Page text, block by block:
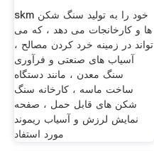
skm خود را به تولید سنگ شکن
ها و کارخانجات می دهد ، که می
تواند در زمینه خرد کردن مصالح ،
آسیاب های صنعتی و فرآوری
سنگ معدن ، مانند دستگاه
ساخت ماسه ، کارخانه سنگ
شکن های قابل حمل ، صفحه
نمایش لرزش و آسیاب ریموند
مورد استفاد